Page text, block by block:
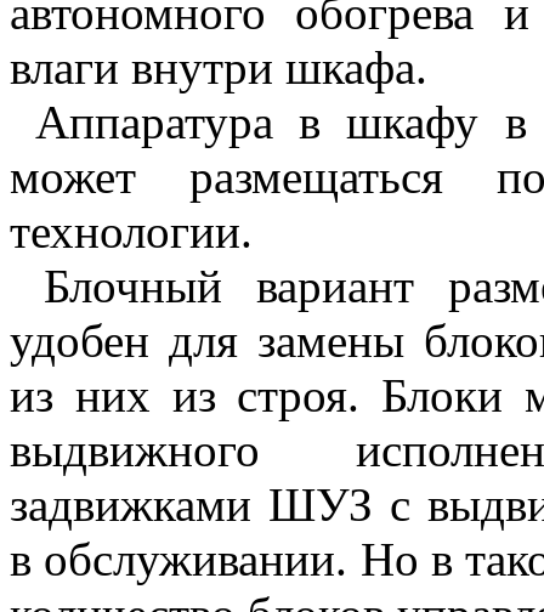
автономного обогрева
влаги внутри шкафа.
Аппаратура в шкафу в
может размещаться
технологии.
Блочный вариант
удобен для замены
из них из строя. Блоки
выдвижного
задвижками ШУЗ с
в обслуживании. Но в